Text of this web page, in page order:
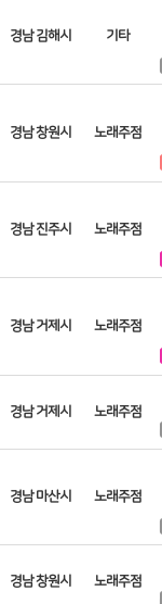
경남 김해시 기타
경남 창원시 노래주점
경남 진주시 노래주점
경남 거제시 노래주점
경남 거제시 노래주점
경남 마산시 노래주점
경남 창원시 노래주점